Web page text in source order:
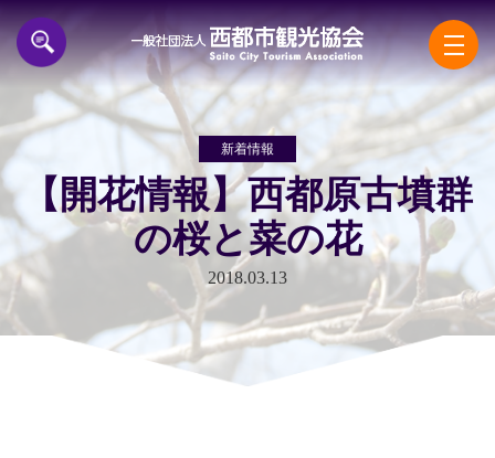
一般
新着情報
【開花情報】西都原古墳群
の桜と菜の花
2018.03.13